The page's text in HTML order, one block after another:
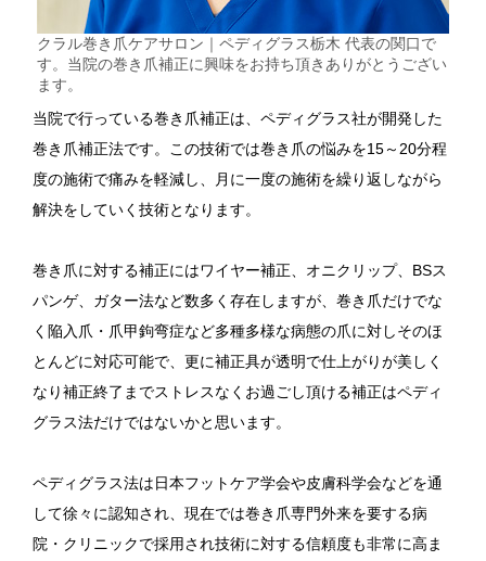
クラル巻き爪ケアサロン｜ペディグラス栃木 代表の関口で
す。当院の巻き爪補正に興味をお持ち頂きありがとうござい
ます。
当院で行っている巻き爪補正は、ペディグラス社が開発した
巻き爪補正法です。この技術では巻き爪の悩みを15～20分程
度の施術で痛みを軽減し、月に一度の施術を繰り返しながら
解決をしていく技術となります。
巻き爪に対する補正にはワイヤー補正、オニクリップ、BSス
パンゲ、ガター法など数多く存在しますが、巻き爪だけでな
く陥入爪・爪甲鉤弯症など多種多様な病態の爪に対しそのほ
とんどに対応可能で、更に補正具が透明で仕上がりが美しく
なり補正終了までストレスなくお過ごし頂ける補正はペディ
グラス法だけではないかと思います。
ペディグラス法は日本フットケア学会や皮膚科学会などを通
して徐々に認知され、現在では巻き爪専門外来を要する病
院・クリニックで採用され技術に対する信頼度も非常に高ま